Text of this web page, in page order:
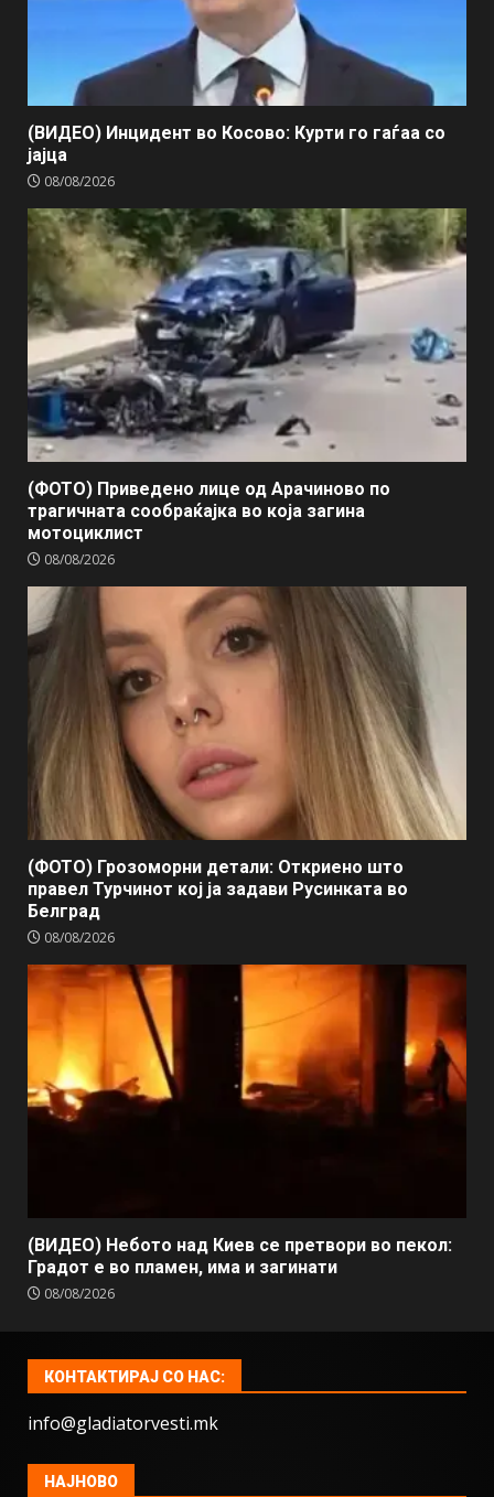
(ВИДЕО) Инцидент во Косово: Курти го гаѓаа со
јајца
08/08/2026
(ФОТО) Приведено лице од Арачиново по
трагичната сообраќајка во која загина
мотоциклист
08/08/2026
(ФОТО) Грозоморни детали: Откриено што
правел Турчинот кој ја задави Русинката во
Белград
08/08/2026
(ВИДЕО) Небото над Киев се претвори во пекол:
Градот е во пламен, има и загинати
08/08/2026
КОНТАКТИРАЈ СО НАС:
info@gladiatorvesti.mk
НАЈНОВО